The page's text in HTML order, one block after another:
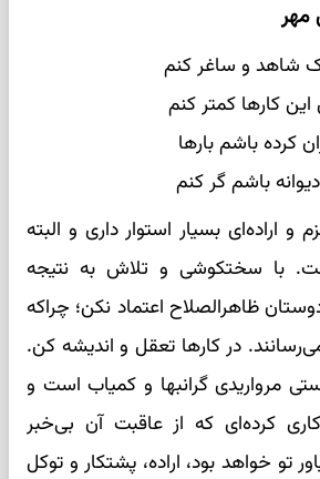
مهر
شاهد و ساغر کنم
کارها کمتر کنم
کرده باشم بارها
باشم گر کنم
اراده‌ای بسیار استوار داری و البته
با سختکوشی و تلاش به نتیجه
ظاهرالصلاح اعتماد نکن؛ چراکه
می‌رسانند. در کارها تعقل و اندیشه کن.
مرواریدی گرانبها و کمیاب است و
کرده‌ای که از عاقبت آن بی‌خبر
تو خواهد بود، اراده، پشتکار و توکل